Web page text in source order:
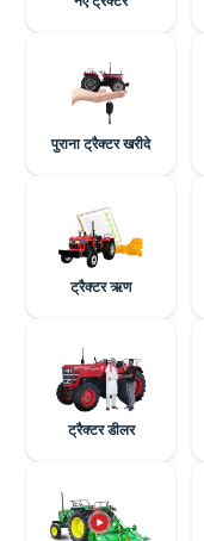
पुराना ट्रैक्टर खरीदे
ट्रैक्टर ऋण
ट्रैक्टर डीलर